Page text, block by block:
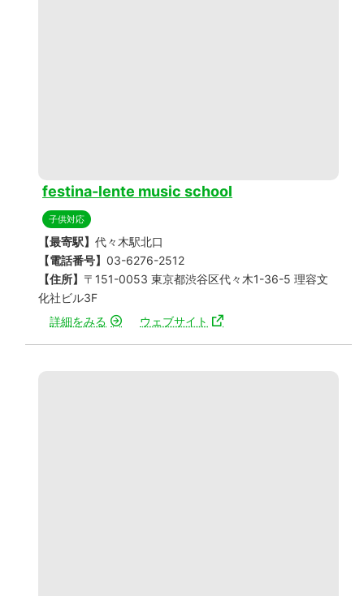
festina-lente music school
子供対応
【最寄駅】 代々木駅北口
【電話番号】 03-6276-2512
【住所】 〒151-0053 東京都渋谷区代々木1-36-5 理容文
化社ビル3F
詳細をみる
ウェブサイト